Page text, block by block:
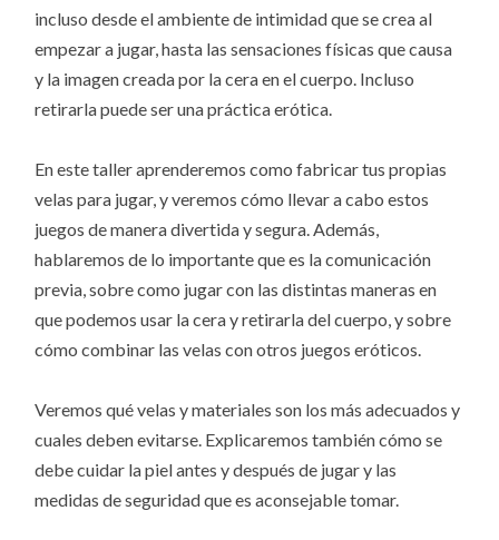
incluso desde el ambiente de intimidad que se crea al
empezar a jugar, hasta las sensaciones físicas que causa
y la imagen creada por la cera en el cuerpo. Incluso
retirarla puede ser una práctica erótica.
En este taller aprenderemos como fabricar tus propias
velas para jugar, y veremos cómo llevar a cabo estos
juegos de manera divertida y segura. Además,
hablaremos de lo importante que es la comunicación
previa, sobre como jugar con las distintas maneras en
que podemos usar la cera y retirarla del cuerpo, y sobre
cómo combinar las velas con otros juegos eróticos.
Veremos qué velas y materiales son los más adecuados y
cuales deben evitarse. Explicaremos también cómo se
debe cuidar la piel antes y después de jugar y las
medidas de seguridad que es aconsejable tomar.